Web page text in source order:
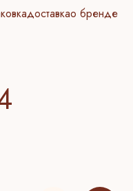
доставкао бренде